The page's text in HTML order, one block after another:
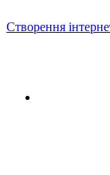
Створення